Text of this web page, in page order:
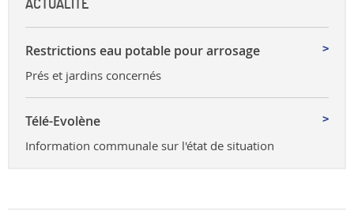
Restrictions eau potable pour arrosage
Prés et jardins concernés
Télé-Evolène
Information communale sur l'état de situation